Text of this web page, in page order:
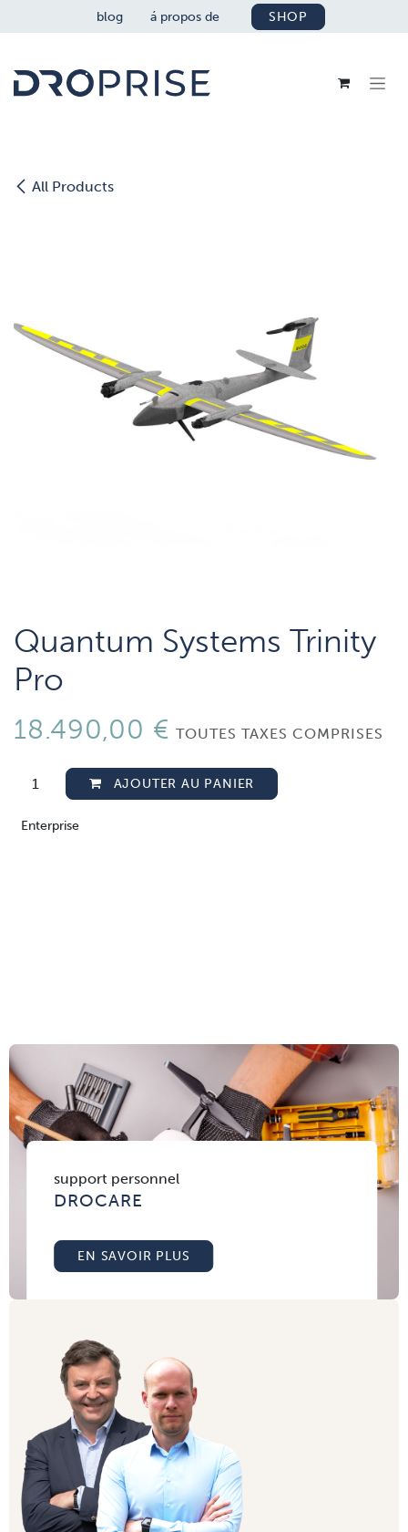
SE RENDRE AU CONTENU
blog á propos de SHOP
All Products
Quantum Systems Trinity
Pro
18.490,00 € TOUTES TAXES COMPRISES
AJOUTER AU PANIER
Enterprise
support personnel
DROCARE
EN SAVOIR PLUS